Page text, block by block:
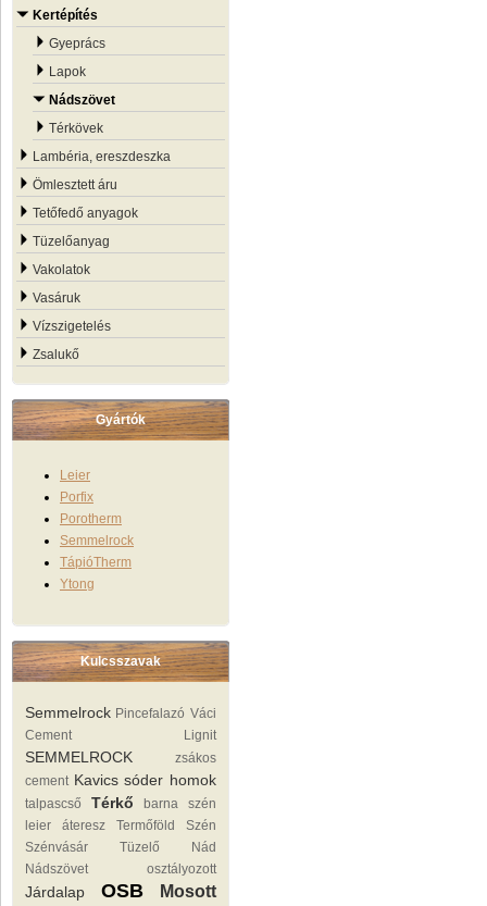
Kertépítés
Gyeprács
Lapok
Nádszövet
Térkövek
Lambéria, ereszdeszka
Ömlesztett áru
Tetőfedő anyagok
Tüzelőanyag
Vakolatok
Vasáruk
Vízszigetelés
Zsalukő
Gyártók
Leier
Porfix
Porotherm
Semmelrock
TápióTherm
Ytong
Kulcsszavak
Semmelrock Pincefalazó Váci
Cement
Lignit
SEMMELROCK
zsákos
cement Kavics sóder homok
talpascső Térkő
barna szén
leier áteresz
Termőföld
Szén
Szénvásár Tüzelő
Nád
Nádszövet
osztályozott
Járdalap OSB
Mosott